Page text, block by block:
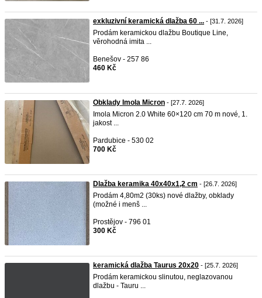
exkluzivní keramická dlažba 60 ... - [31.7. 2026]
Prodám keramickou dlažbu Boutique Line,
věrohodná imita ...
Benešov - 257 86
460 Kč
Obklady Imola Micron - [27.7. 2026]
Imola Micron 2.0 White 60×120 cm 70 m nové, 1.
jakost ...
Pardubice - 530 02
700 Kč
Dlažba keramika 40x40x1,2 cm - [26.7. 2026]
Prodám 4,80m2 (30ks) nové dlažby, obklady
(možné i menš ...
Prostějov - 796 01
300 Kč
keramická dlažba Taurus 20x20 - [25.7. 2026]
Prodám keramickou slinutou, neglazovanou
dlažbu - Tauru ...